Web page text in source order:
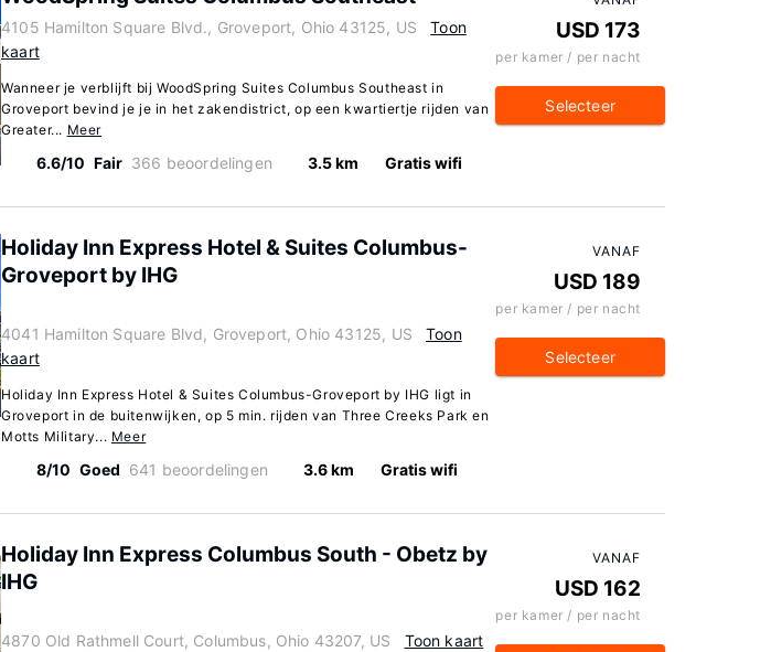
4105 Hamilton Square Blvd., Groveport, Ohio 43125, US
Toon
kaart
Wanneer je verblijft bij WoodSpring Suites Columbus Southeast in
Groveport bevind je je in het zakendistrict, op een kwartiertje rijden van
Greater... Meer
6.6/10 Fair 366 beoordelingen 3.5 km Gratis wifi
USD 173
per kamer / per nacht
Selecteer
Holiday Inn Express Hotel & Suites Columbus-
Groveport by IHG
4041 Hamilton Square Blvd, Groveport, Ohio 43125, US
Toon
kaart
Holiday Inn Express Hotel & Suites Columbus-Groveport by IHG ligt in
Groveport in de buitenwijken, op 5 min. rijden van Three Creeks Park en
Motts Military... Meer
8/10 Goed 641 beoordelingen 3.6 km Gratis wifi
VANAF
USD 189
per kamer / per nacht
Selecteer
Holiday Inn Express Columbus South - Obetz by
IHG
4870 Old Rathmell Court, Columbus, Ohio 43207, US Toon kaart
VANAF
USD 162
per kamer / per nacht